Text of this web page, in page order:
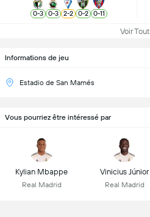
Informations de jeu
Estadio de San Mamés
0-3 0-3 2-2 0-2 0-11
Voir Tout
Vous pourriez être intéressé par
Kylian Mbappe
Real Madrid
Vinicius Júnior
Real Madrid